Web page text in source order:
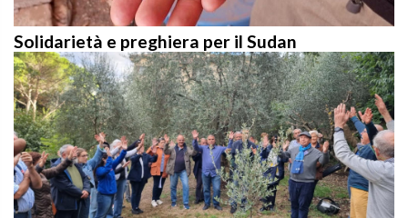
Solidarietà e preghiera per il Sudan